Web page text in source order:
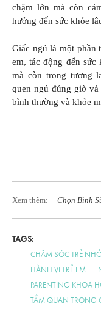
chậm lớn mà còn
hưởng đến sức khỏe
Giấc ngủ là một phần
em, tác động đến
mà còn trong tương
quen ngủ đúng giờ
bình thường và khỏe
Xem thêm:
Chọn Bình
TAGS:
CHĂM SÓC TRẺ
HÀNH VI TRẺ EM
PARENTING KHOA
TẦM QUAN TRỌNG